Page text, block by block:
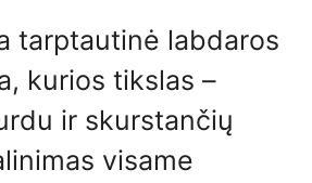
tarptautinė labdaros
kurios tikslas –
ir skurstančių
visame